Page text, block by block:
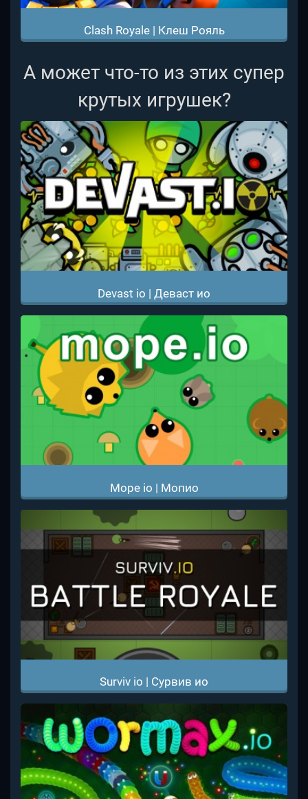
Clash Royale | Клеш Рояль
А может что-то из этих супер
крутых игрушек?
Devast io | Деваст ио
Mope io | Мопио
Surviv io | Сурвив ио